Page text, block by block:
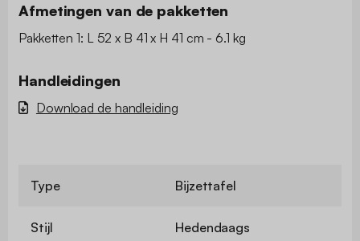
Afmetingen van de pakketten
Pakketten 1: L 52 x B 41 x H 41 cm - 6.1 kg
Handleidingen
Download de handleiding
Type Bijzettafel
Stijl Hedendaags